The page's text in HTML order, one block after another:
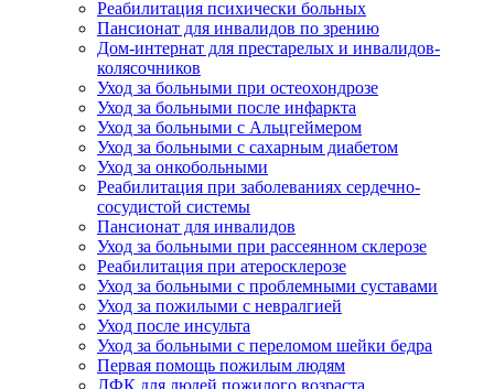
Реабилитация психически больных
Пансионат для инвалидов по зрению
Дом-интернат для престарелых и инвалидов-
колясочников
Уход за больными при остеохондрозе
Уход за больными после инфаркта
Уход за больными с Альцгеймером
Уход за больными с сахарным диабетом
Уход за онкобольными
Реабилитация при заболеваниях сердечно-
сосудистой системы
Пансионат для инвалидов
Уход за больными при рассеянном склерозе
Реабилитация при атеросклерозе
Уход за больными с проблемными суставами
Уход за пожилыми с невралгией
Уход после инсульта
Уход за больными с переломом шейки бедра
Первая помощь пожилым людям
ЛФК для людей пожилого возраста